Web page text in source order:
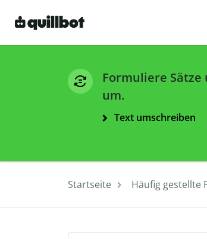
Formuliere Sätze
um.
Text umschreiben
Startseite Häufig gestellte